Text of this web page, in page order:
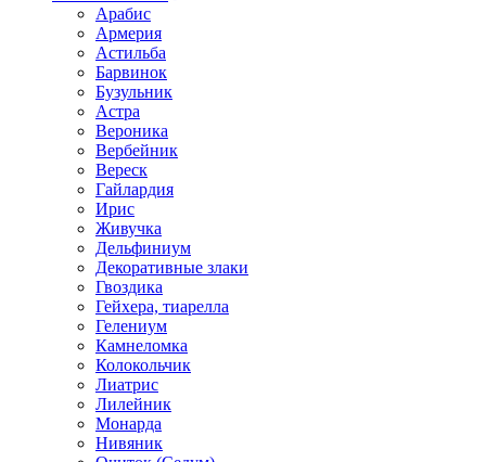
Арабис
Армерия
Астильбa
Барвинок
Бузульник
Астра
Вероника
Вербейник
Вереск
Гайлардия
Ирис
Живучка
Дельфиниум
Декоративные злаки
Гвоздика
Гейхера, тиарелла
Гелениум
Камнеломка
Колокольчик
Лиатрис
Лилейник
Монарда
Нивяник